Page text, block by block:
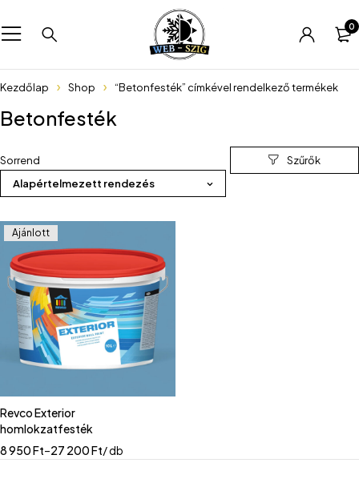
0
Kezdőlap Shop “Betonfesték” címkével rendelkező termékek
Betonfesték
Sorrend
Alapértelmezett rendezés
Ajánlott
Revco Exterior
homlokzatfesték
8 950Ft–27 200Ft/ db